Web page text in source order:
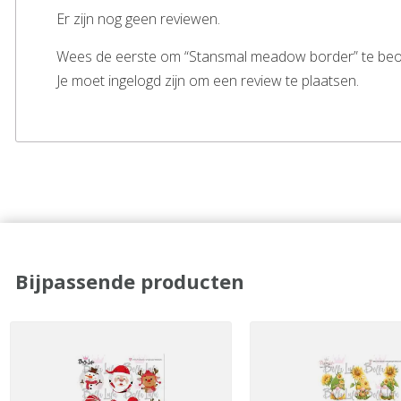
Er zijn nog geen reviewen.
Wees de eerste om “Stansmal meadow border” te
Je moet ingelogd zijn om een review te plaatsen.
Bijpassende producten